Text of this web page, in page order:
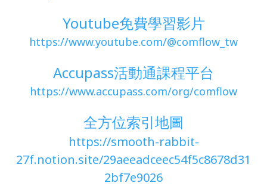
Youtube免費學習影片
https://www.youtube.com/@comflow_tw
Accupass活動通課程平台
https://www.accupass.com/org/comflow
全方位索引地圖
https://smooth-rabbit-
27f.notion.site/29aeeadceec54f5c8678d31
2bf7e9026